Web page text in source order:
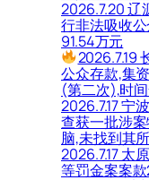
2026.7.20 辽
行非法吸收
91.54万元
2026.7.19
公众存款,集
(第二次),时
2026.7.17 宁
查获一批涉
脑,未找到其
2026.7.17 太
等罚金案案